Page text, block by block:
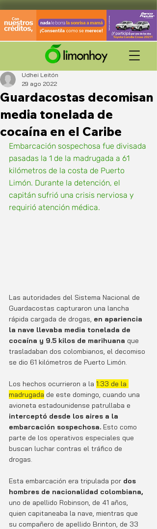
Guardacostas decomisan
media tonelada de
cocaína en el Caribe
Udhei Leitón
29 ago 2022
Embarcación sospechosa fue divisada
pasadas la 1 de la madrugada a 61
kilómetros de la costa de Puerto
Limón. Durante la detención, el
capitán sufrió una crisis nerviosa y
requirió atención médica.
Las autoridades del Sistema Nacional de
Guardacostas capturaron una lancha
rápida cargada de drogas, en apariencia
la nave llevaba media tonelada de
cocaína y 9.5 kilos de marihuana que
trasladaban dos colombianos, el decomiso
se dio 61 kilómetros de Puerto Limón.
Los hechos ocurrieron a la 1:33 de la
madrugada de este domingo, cuando una
avioneta estadounidense patrullaba e
interceptó desde los aires a la
embarcación sospechosa. Esto como
parte de los operativos especiales que
buscan luchar contras el tráfico de
drogas.
Esta embarcación era tripulada por dos
hombres de nacionalidad colombiana,
uno de apellido Robinson, de 41 años,
quien capitaneaba la nave, mientras que
su compañero de apellido Brinton, de 33